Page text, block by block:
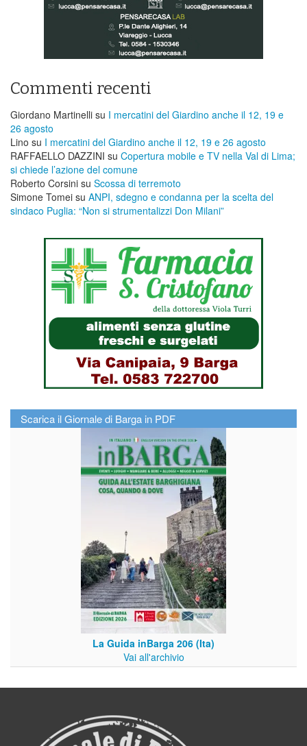
Commenti recenti
Giordano Martinelli su I mercatini del Giardino anche il 12, 19 e
26 agosto
Lino su I mercatini del Giardino anche il 12, 19 e 26 agosto
RAFFAELLO DAZZINI su ​Copertura mobile e TV nella Val di Lima;
si chiede l’azione del comune
Roberto Corsini su Scossa di terremoto
Simone Tomei su ANPI, sdegno e condanna per la scelta del
sindaco Puglia: “Non si strumentalizzi Don Milani”
Scarica il Giornale di Barga in PDF
La Guida inBarga 206 (Ita)
Vai all'archivio